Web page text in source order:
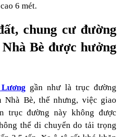
6 mét.
chung cư đường
Bè được hưởng
gần như là trục đường
Nhà Bè, thế nhưng, việc giao
trục đường này không được
thể di chuyển do tải trọng